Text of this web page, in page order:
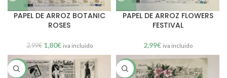
PAPEL DE ARROZ BOTANIC
ROSES
2,99€ 1,80€ iva incluido
PAPEL DE ARROZ FLOWERS
FESTIVAL
2,99€ iva incluido
SALE SALE